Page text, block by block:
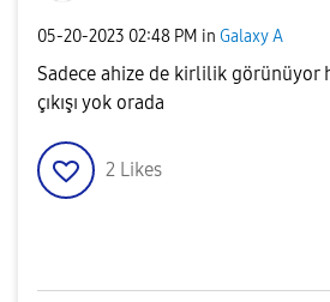
‎05-20-2023 02:48 PM in Galaxy A
Sadece ahize de kirlilik görünüyor
çıkışı yok orada
2 Likes